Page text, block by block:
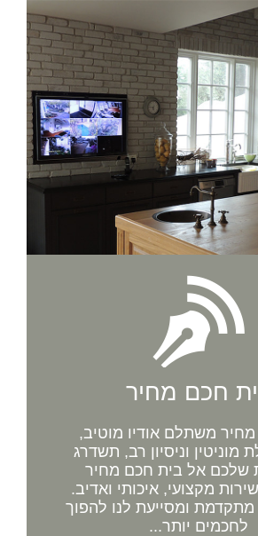
חכם מחיר
משתלם אודיו מוטיב,
מוניטין וניסיון רב, תשדרג
שלכם אל בית חכם מחיר
מקצועי, איכותי ואדיב.
מתקדמת ומסייעת לנו להפוך
לחכמים יותר...